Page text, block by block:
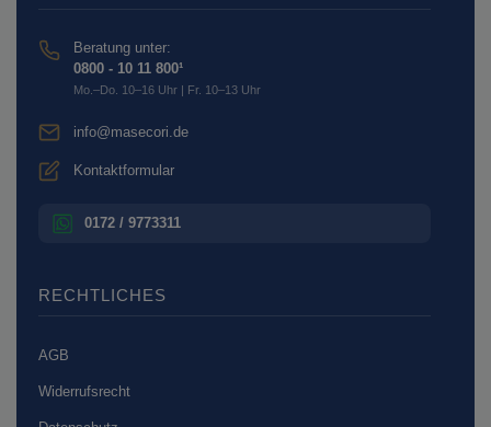
Beratung unter:
0800 - 10 11 800¹
Mo.–Do. 10–16 Uhr | Fr. 10–13 Uhr
info@masecori.de
Kontaktformular
0172 / 9773311
RECHTLICHES
AGB
Widerrufsrecht